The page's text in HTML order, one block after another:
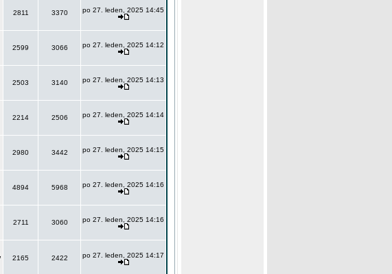
2811 3370 po 27. leden, 2025 14:45
2599 3066 po 27. leden, 2025 14:12
2503 3140 po 27. leden, 2025 14:13
2214 2506 po 27. leden, 2025 14:14
2980 3442 po 27. leden, 2025 14:15
4894 5968 po 27. leden, 2025 14:16
2711 3060 po 27. leden, 2025 14:16
2165 2422 po 27. leden, 2025 14:17